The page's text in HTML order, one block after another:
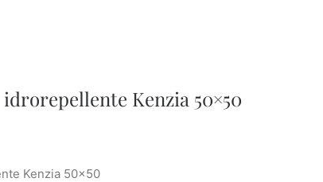
Kenzia 50×50
Kenzia 50×50